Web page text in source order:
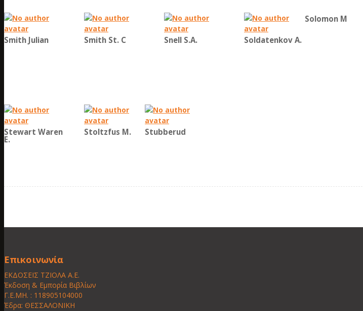
Smith Julian Smith St. C Snell S.A. Soldatenkov A.
Solomon M
Stewart Waren
E.
Stoltzfus M. Stubberud
Επικοινωνία
ΕΚΔΟΣΕΙΣ ΤΖΙΟΛΑ Α.Ε.
Έκδοση & Εμπορία Βιβλίων
Γ.Ε.ΜΗ. : 118905104000
Έδρα: ΘΕΣΣΑΛΟΝΙΚΗ